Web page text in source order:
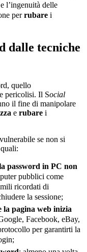
l’ingenuità delle
perrubare i
dalle tecniche
quello
pericolisi. Il Social
il fine di manipolare
e rubare i
se non si
password in PC non
pubblici come
ricordati di
la sessione;
la pagina web inizia
Facebook, eBay,
per garantirti la